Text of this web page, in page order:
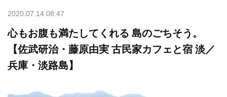
2020.07.14 08:47
心もお腹も満たしてくれる 島のごちそう。
【佐武研治・藤原由実 古民家カフェと宿 淡／
兵庫・淡路島】